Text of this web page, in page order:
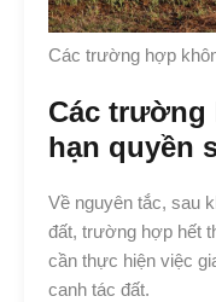
Các trường hợp
Các trường
hạn quyền
Về nguyên tắc, sau
đất, trường hợp hết
cần thực hiện việc
canh tác đất.